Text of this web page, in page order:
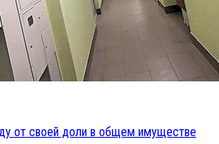
от своей доли в общем имуществе